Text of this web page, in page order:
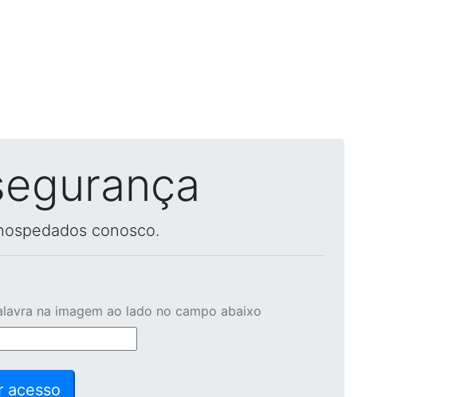
conosco.
na imagem ao lado no campo abaixo